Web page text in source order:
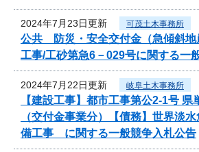
2024年7月23日更新 可茂土木事務所
公共 防災・安全交付金（急傾斜
工事/工砂第急6－029号に関する一
2024年7月22日更新 岐阜土木事務所
【建設工事】都市工事第公2-1号 県
（交付金事業分）【債務】世界淡
備工事 に関する一般競争入札公告